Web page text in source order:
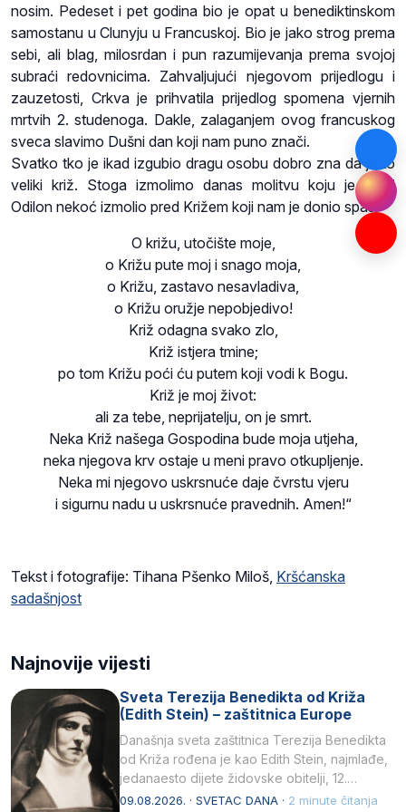
nosim. Pedeset i pet godina bio je opat u benediktinskom
samostanu u Clunyju u Francuskoj. Bio je jako strog prema
sebi, ali blag, milosrdan i pun razumijevanja prema svojoj
subraći redovnicima. Zahvaljujući njegovom prijedlogu i
zauzetosti, Crkva je prihvatila prijedlog spomena vjernih
mrtvih 2. studenoga. Dakle, zalaganjem ovog francuskog
sveca slavimo Dušni dan koji nam puno znači.
Svatko tko je ikad izgubio dragu osobu dobro zna da je to
veliki križ. Stoga izmolimo danas molitvu koju je sveti
Odilon nekoć izmolio pred Križem koji nam je donio spas.
O križu, utočište moje,
o Križu pute moj i snago moja,
o Križu, zastavo nesavladiva,
o Križu oružje nepobjedivo!
Križ odagna svako zlo,
Križ istjera tmine;
po tom Križu poći ću putem koji vodi k Bogu.
Križ je moj život:
ali za tebe, neprijatelju, on je smrt.
Neka Križ našega Gospodina bude moja utjeha,
neka njegova krv ostaje u meni pravo otkupljenje.
Neka mi njegovo uskrsnuće daje čvrstu vjeru
i sigurnu nadu u uskrsnuće pravednih. Amen!“
Tekst i fotografije: Tihana Pšenko Miloš, Kršćanska
sadašnjost
Najnovije vijesti
Sveta Terezija Benedikta od Križa
(Edith Stein) – zaštitnica Europe
Današnja sveta zaštitnica Terezija Benedikta
od Križa rođena je kao Edith Stein, najmlađe,
jedanaesto dijete židovske obitelji, 12.
listopada 1891, u Wrocławu…
09.08.2026. · SVETAC DANA · 2 minute čitanja